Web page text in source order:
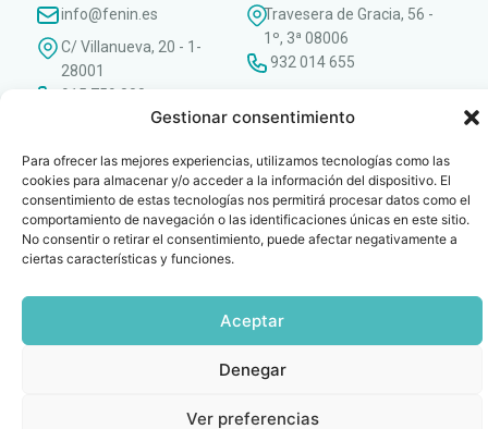
Gestionar consentimiento
Para ofrecer las mejores experiencias, utilizamos tecnologías como las
cookies para almacenar y/o acceder a la información del dispositivo. El
consentimiento de estas tecnologías nos permitirá procesar datos como el
comportamiento de navegación o las identificaciones únicas en este sitio.
No consentir o retirar el consentimiento, puede afectar negativamente a
ciertas características y funciones.
Aceptar
Denegar
Ver preferencias
info@fenin.es
C/ Villanueva, 20 - 1-
28001
915 759 800
Travesera de Gracia, 56 -
1º, 3ª 08006
932 014 655
Copyright © 2025 FENIN |
reservados
Política
privacidad
|Cookies
|Aviso
|SIIF(Canal
denuncias)